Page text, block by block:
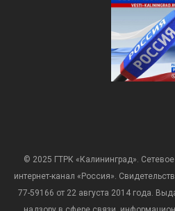
© 2025 ГТРК «Калининград».
интернет-канал «Россия».
77-59166 от 22 августа 2014 года.